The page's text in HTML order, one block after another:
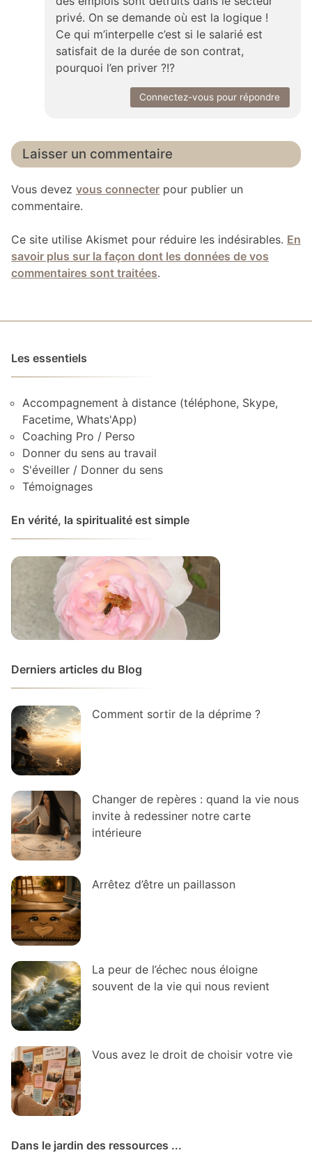
privé. On se demande où est la logique !
Ce qui m’interpelle c’est si le salarié est
satisfait de la durée de son contrat,
pourquoi l’en priver ?!?
Connectez-vous pour répondre
Laisser un commentaire
Vous devez vous connecter pour publier un
commentaire.
Ce site utilise Akismet pour réduire les indésirables. En
savoir plus sur la façon dont les données de vos
commentaires sont traitées.
Les essentiels
Accompagnement à distance (téléphone, Skype,
Facetime, Whats'App)
Coaching Pro / Perso
Donner du sens au travail
S'éveiller / Donner du sens
Témoignages
En vérité, la spiritualité est simple
Derniers articles du Blog
Comment sortir de la déprime ?
Changer de repères : quand la vie nous
invite à redessiner notre carte
intérieure
Arrêtez d’être un paillasson
La peur de l’échec nous éloigne
souvent de la vie qui nous revient
Vous avez le droit de choisir votre vie
Dans le jardin des ressources ...